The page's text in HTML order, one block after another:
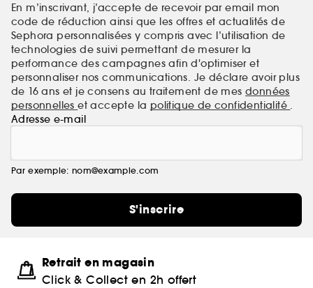
En m’inscrivant, j’accepte de recevoir par email mon
code de réduction ainsi que les offres et actualités de
Sephora personnalisées y compris avec l’utilisation de
technologies de suivi permettant de mesurer la
performance des campagnes afin d'optimiser et
personnaliser nos communications. Je déclare avoir plus
de 16 ans et je consens au traitement de mes données
personnelleset accepte la politique de confidentialité .
Adresse e-mail
Par exemple: nom@example.com
S'inscrire
Retrait en magasin
Click & Collect en 2h offert